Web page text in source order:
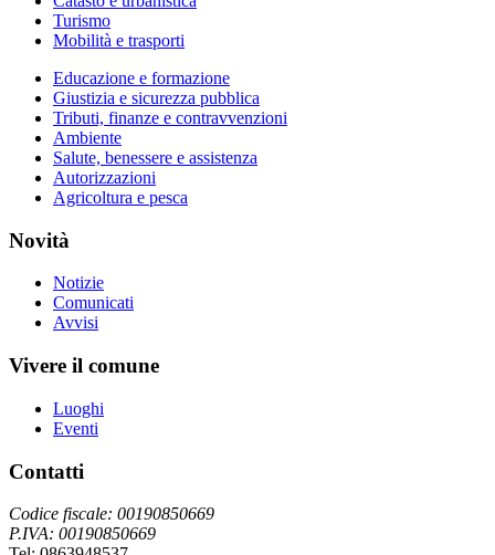
Turismo
Mobilità e trasporti
Educazione e formazione
Giustizia e sicurezza pubblica
Tributi, finanze e contravvenzioni
Ambiente
Salute, benessere e assistenza
Autorizzazioni
Agricoltura e pesca
Novità
Notizie
Comunicati
Avvisi
Vivere il comune
Luoghi
Eventi
Contatti
Codice fiscale: 00190850669
P.IVA: 00190850669